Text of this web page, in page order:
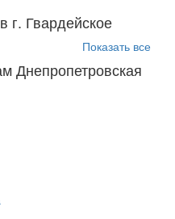
г. Гвардейское
Показать все
Днепропетровская